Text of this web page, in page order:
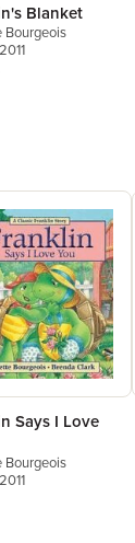
Blanket
Bourgeois
Says I Love
Bourgeois